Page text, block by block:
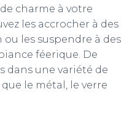
charme à votre
les accrocher à des
les suspendre à des
féerique. De
dans une variété de
que le métal, le verre